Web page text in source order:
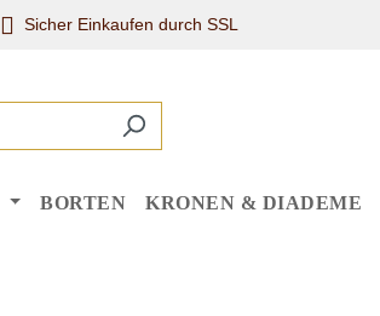
Sicher Einkaufen durch SSL
BORTEN KRONEN & DIADEME